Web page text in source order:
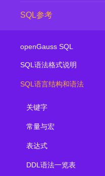
SQL参考
openGauss SQL
SQL语法格式说明
SQL语言结构和语法
关键字
常量与宏
表达式
DDL语法一览表